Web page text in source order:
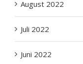
Juli 2022
Juni 2022